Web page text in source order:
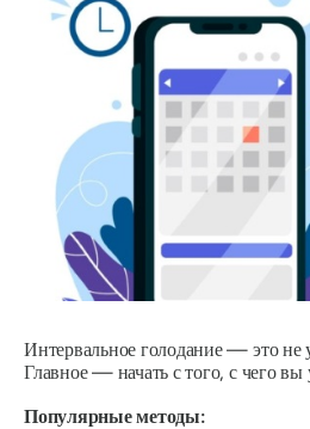
Интервальное голодание — это не
Главное — начать с того, с чего вы
Популярные методы: